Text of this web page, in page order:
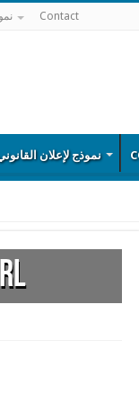
Contact
نموذج لإعلان